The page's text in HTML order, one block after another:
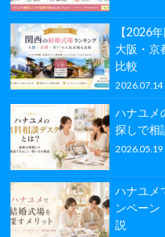
【2026
大阪・京
比較
2026.07.14
ハナユメ
探しで相
2026.05.19
ハナユメ
ンペーン
説